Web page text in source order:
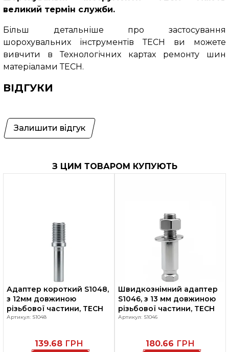
великий термін служби.
Більш детальніше про застосування
шорохувальних інструментів ТЕСН ви можете
вивчити в Технологічних картах ремонту шин
матеріалами ТЕСН.
ВІДГУКИ
Залишити відгук
З ЦИМ ТОВАРОМ КУПУЮТЬ
Адаптер короткий S1048,
з 12мм довжиною
різьбової частини, TECH
Артикул: S1048
139.68 ГРН
Швидкознімний адаптер
S1046, з 13 мм довжиною
різьбової частини, TECH
Артикул: S1046
180.66 ГРН